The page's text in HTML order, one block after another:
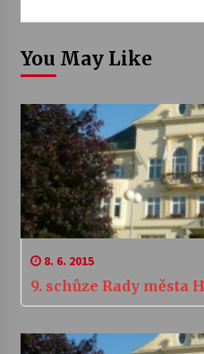
You May Like
8. 6. 2015
9. schůze Rady města